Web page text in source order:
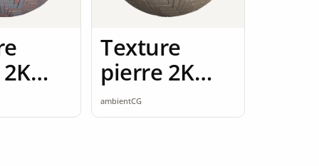
Texture
pierre 2K
seamless
ambientCG